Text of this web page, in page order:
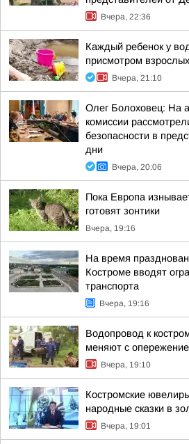
Вчера, 22:36
Каждый ребенок у
присмотром взрослых
Вчера, 21:10
Олег Болоховец: На
комиссии
безопасности в
дни
Вчера, 20:06
Пока Европа
готовят зонтики
Вчера, 19:16
На время
Костроме вводят
транспорта
Вчера, 19:16
Водопровод к
меняют с
Вчера, 19:10
Костромские
народные сказки в
Вчера, 19:01